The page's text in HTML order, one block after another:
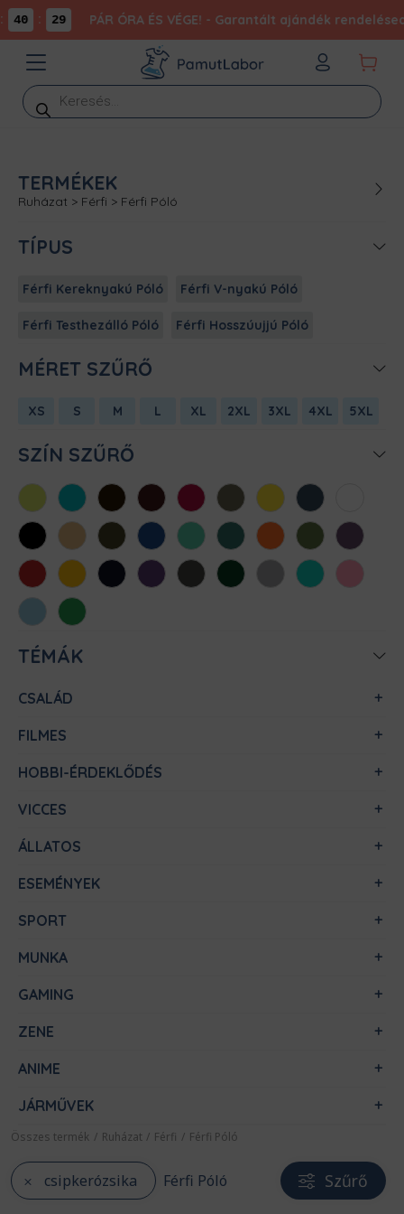
40 29 PÁR ÓRA ÉS VÉGE! - Garantált ajándék
Products
search
TERMÉKEK
Ruházat > Férfi > Férfi Póló
TÍPUS
Férfi Kereknyakú Póló Férfi V-nyakú Póló
Férfi Testhezálló Póló Férfi Hosszúujjú Póló
MÉRET SZŰRŐ
XS S M L XL 2XL 3XL 4XL 5XL
SZÍN SZŰRŐ
AlmazöldAtollkékBarnaBordóChili Cink Citromsárga
Denim
FeketeHomokKhaki KirálykékMentaMéregzöld
NarancsOliva Padlizsán
Piros SárgaSötétkékSötétlilaSötétszürke
SötétzöldSportszürke
Türkiz
Világos
rózsaszín
Világoskék
Zöld
TÉMÁK
CSALÁD
FILMES
HOBBI-ÉRDEKLŐDÉS
VICCES
ÁLLATOS
ESEMÉNYEK
SPORT
MUNKA
GAMING
ZENE
ANIME
JÁRMŰVEK
Összes termék / Ruházat / Férfi / Férfi Póló
csipkerózsika Férfi Póló Szűrő